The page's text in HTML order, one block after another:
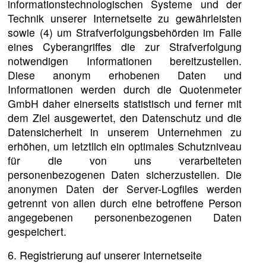
informationstechnologischen Systeme und der
Technik unserer Internetseite zu gewährleisten
sowie (4) um Strafverfolgungsbehörden im Falle
eines Cyberangriffes die zur Strafverfolgung
notwendigen Informationen bereitzustellen.
Diese anonym erhobenen Daten und
Informationen werden durch die Quotenmeter
GmbH daher einerseits statistisch und ferner mit
dem Ziel ausgewertet, den Datenschutz und die
Datensicherheit in unserem Unternehmen zu
erhöhen, um letztlich ein optimales Schutzniveau
für die von uns verarbeiteten
personenbezogenen Daten sicherzustellen. Die
anonymen Daten der Server-Logfiles werden
getrennt von allen durch eine betroffene Person
angegebenen personenbezogenen Daten
gespeichert.
6. Registrierung auf unserer Internetseite